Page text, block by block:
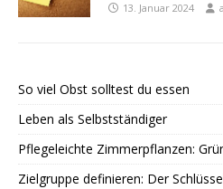
13. Januar 2024
So viel Obst solltest du essen
Leben als Selbstständiger
Pflegeleichte Zimmerpflanzen:
Zielgruppe definieren: Der